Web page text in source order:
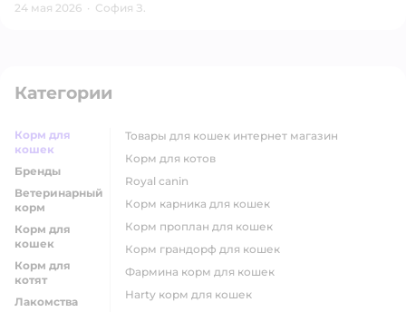
24 мая 2026 · София З.
Категории
Корм для
кошек
Бренды
Ветеринарный
корм
Корм для
кошек
Корм для
котят
Лакомства
товары для кошек интернет магазин
корм для котов
royal canin
корм карника для кошек
корм проплан для кошек
корм грандорф для кошек
фармина корм для кошек
harty корм для кошек